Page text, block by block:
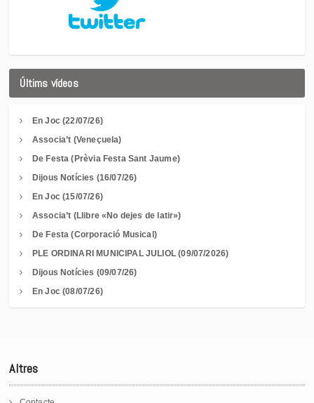
Últims vídeos
En Joc (22/07/26)
Associa’t (Veneçuela)
De Festa (Prèvia Festa Sant Jaume)
Dijous Notícies (16/07/26)
En Joc (15/07/26)
Associa’t (Llibre «No dejes de latir»)
De Festa (Corporació Musical)
PLE ORDINARI MUNICIPAL JULIOL (09/07/2026)
Dijous Notícies (09/07/26)
En Joc (08/07/26)
Altres